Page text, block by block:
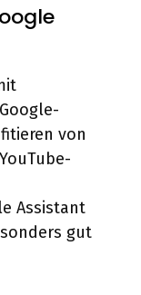
von
Assistant
gut